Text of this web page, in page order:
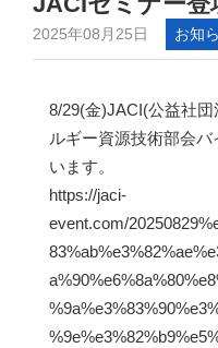
2025年08月25日 お知
8/29(金)JACI(公益社
ルギー資源技術部会
います。
https://jaci-
event.com/